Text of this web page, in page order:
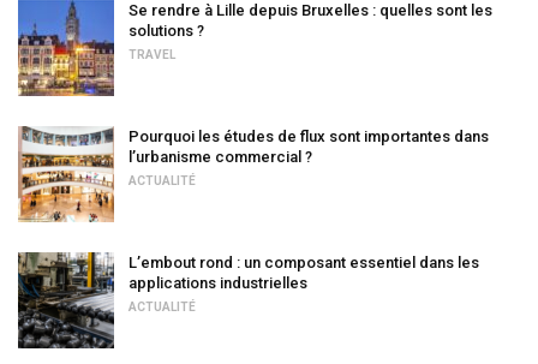
Se rendre à Lille depuis Bruxelles : quelles sont les
solutions ?
TRAVEL
Pourquoi les études de flux sont importantes dans
l’urbanisme commercial ?
ACTUALITÉ
L’embout rond : un composant essentiel dans les
applications industrielles
ACTUALITÉ